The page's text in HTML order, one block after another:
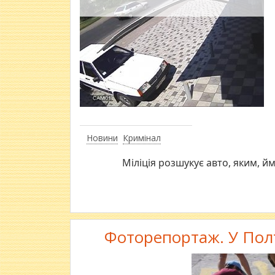
Новини Кримінал
Міліція розшукує авто, яким,
Фоторепортаж. У